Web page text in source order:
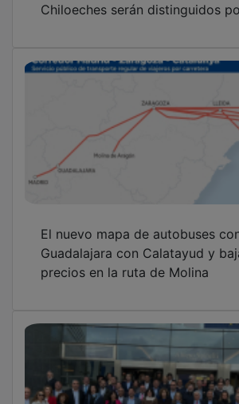
Chiloeches serán distinguidos
El nuevo mapa de autobuses
Guadalajara con Calatayud y
precios en la ruta de Molina